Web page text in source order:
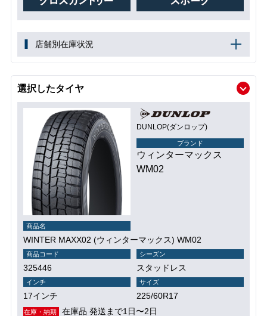
店舗別在庫状況
選択したタイヤ
DUNLOP(ダンロップ)
ブランド
ウィンターマックス
WM02
商品名
WINTER MAXX02 (ウィンターマックス) WM02
商品コード
325446
シーズン
スタッドレス
インチ
17インチ
サイズ
225/60R17
在庫・納期 在庫品 発送まで1日〜2日